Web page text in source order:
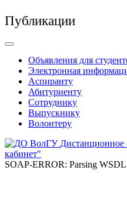
Публикации
Объявления для
Электронная
Аспиранту
Абитуриенту
Сотруднику
Выпускнику
Волонтеру
Дистанционное
кабинет"
SOAP-ERROR: Parsing